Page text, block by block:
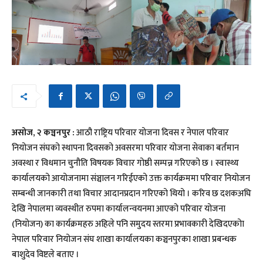
असोज, २ कञ्चनपुर :आठौ राष्ट्रिय परिवार योजना दिवस र नेपाल परिवार
नियोजन संघको स्थापना दिवसको अवसरमा परिवार योजना सेवाका बर्तमान
अवस्था र विधमान चुनौति विषयक विचार गोष्ठी सम्पन्न गरिएको छ । स्वास्थ्य
कार्यालयको आयोजनामा संञ्चालन गरिईएको उक्त कार्यक्रममा परिवार नियोजन
सम्बन्धी जानकारी तथा विचार आदानप्रदान गरिएको थियो । करिव छ दशकअघि
देखि नेपालमा व्यवस्थीत रुपमा कार्यालन्वयनमा आएको परिवार योजना
(नियोजन) का कार्यक्रमहरु अहिले पनि समुदय स्तरमा प्रभावकारी देखिदएकोा
नेपाल परिवार नियोजन संघ शाखा कार्यालयका कञ्चनपुरका शाखा प्रबन्धक
बाशुदेव विष्टले बताए ।